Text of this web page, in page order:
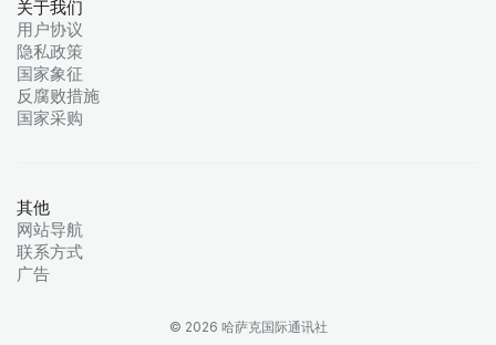
关于我们
用户协议
隐私政策
国家象征
反腐败措施
国家采购
其他
网站导航
联系方式
广告
© 2026 哈萨克国际通讯社